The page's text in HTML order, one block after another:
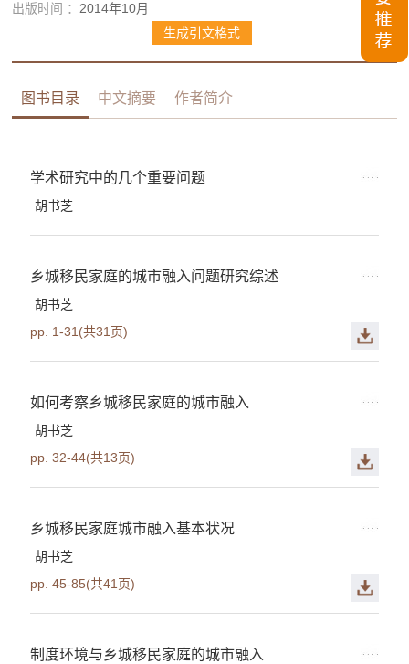
出版时间 ：2014年10月
生成引文格式
图书目录 中文摘要 作者简介
学术研究中的几个重要问题
胡书芝
乡城移民家庭的城市融入问题研究综述
胡书芝
pp. 1-31(共31页)
如何考察乡城移民家庭的城市融入
胡书芝
pp. 32-44(共13页)
乡城移民家庭城市融入基本状况
胡书芝
pp. 45-85(共41页)
制度环境与乡城移民家庭的城市融入